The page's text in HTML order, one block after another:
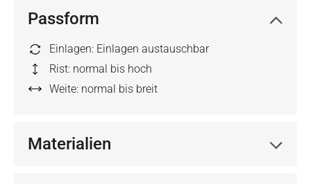
Passform
Einlagen: Einlagen austauschbar
Rist: normal bis hoch
Weite: normal bis breit
Materialien